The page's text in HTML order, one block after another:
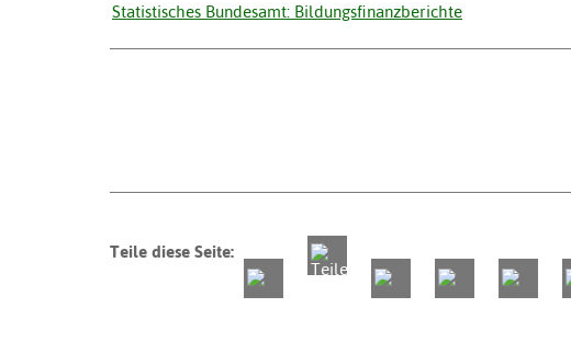
Statistisches Bundesamt: Bildungsfinanzberichte
Teile diese Seite: